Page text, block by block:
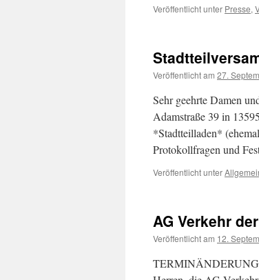
Veröffentlicht unter Presse,
Veröffentlicht am 27.
Sehr geehrte Damen
Adamstraße 39 in
*Stadtteilladen*
Protokollfragen und
Veröffentlicht unter
AG Verkehr
Veröffentlicht am 12.
TERMINÄNDERUNG